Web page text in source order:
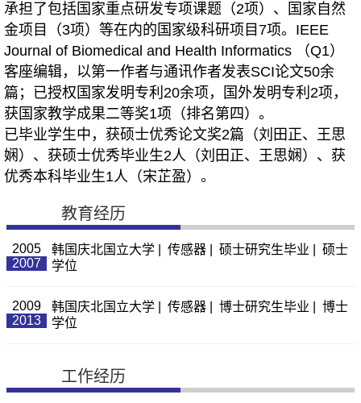
承担了包括国家重点研发专项课题（2项）、国家自然
金项目（3项）等在内的国家级科研项目7项。IEEE
Journal of Biomedical and Health Informatics （Q1）
客座编辑，以第一作者与通讯作者发表SCI论文50余
篇；已授权国家发明专利20余项，国外发明专利2项，
获国家教学成果二等奖1项（排名第四）。
已毕业学生中，获硕士优秀论文奖2篇（刘田正、王思
娴）、获硕士优秀毕业生2人（刘田正、王思娴）、获
优秀本科毕业生1人（宋芷盈）。
教育经历
2005
2007
韩国庆北国立大学 | 传感器 | 硕士研究生毕业 | 硕士
学位
2009
2013
韩国庆北国立大学 | 传感器 | 博士研究生毕业 | 博士
学位
工作经历